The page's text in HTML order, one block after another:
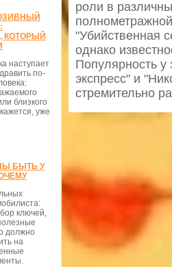
КОТОРЫЙ
наступает
по-
близкого
уже
БЫТЬ У
ключей,
должно
на
роли в
"Убийственная
однако
Популярность у
экспресс" и
стремительно